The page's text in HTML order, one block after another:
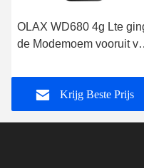
OLAX WD680 4g Lte
de Modemoem vooruit
Draagbare Mobiele
Krijg Beste Prijs